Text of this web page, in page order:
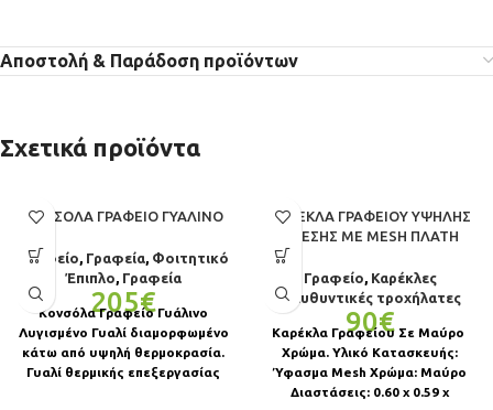
Αποστολή & Παράδοση προϊόντων
Σχετικά προϊόντα
ΚΟΝΣΌΛΑ ΓΡΑΦΕΊΟ ΓΥΆΛΙΝΟ
Γραφείο, Γραφεία, Φοιτητικό
Έπιπλο, Γραφεία
205€
Κονσόλα Γραφείο Γυάλινο
Λυγισμένο Γυαλί διαμορφωμένο
κάτω από υψηλή θερμοκρασία.
Γυαλί θερμικής επεξεργασίας
ΚΑΡΈΚΛΑ ΓΡΑΦΕΊΟΥ ΥΨΗΛΉΣ
ΆΝΕΣΗΣ ΜΕ MESH ΠΛΆΤΗ
Γραφείο, Καρέκλες
Διευθυντικές τροχήλατες
90€
Καρέκλα Γραφείου Σε Μαύρο
Χρώμα. Υλικό Κατασκευής:
Ύφασμα Mesh Χρώμα: Μαύρο
Διαστάσεις: 0.60 x 0.59 x